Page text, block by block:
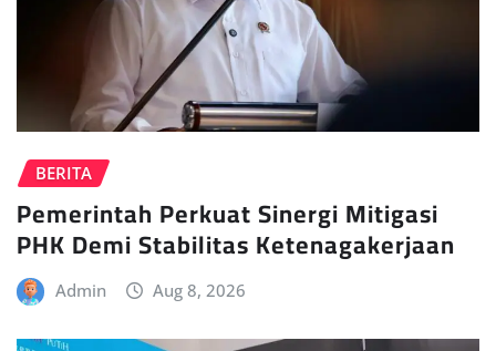
BERITA
Pemerintah Perkuat Sinergi Mitigasi
PHK Demi Stabilitas Ketenagakerjaan
Admin Aug 8, 2026